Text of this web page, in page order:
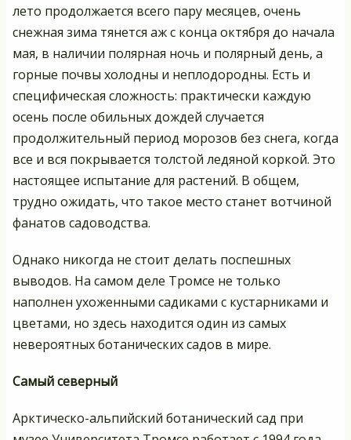
лето продолжается всего пару месяцев, очень
снежная зима тянется аж с конца октября до начала
мая, в наличии полярная ночь и полярный день, а
горные почвы холодны и неплодородны. Есть и
специфическая сложность: практически каждую
осень после обильных дождей случается
продолжительный период морозов без снега, когда
все и вся покрывается толстой ледяной коркой. Это
настоящее испытание для растений. В общем,
трудно ожидать, что такое место станет вотчиной
фанатов садоводства.
Однако никогда не стоит делать поспешных
выводов. На самом деле Тромсе не только
наполнен ухоженными садиками с кустарниками и
цветами, но здесь находится один из самых
невероятных ботанических садов в мире.
Самый северный
Арктическо-альпийский ботанический сад при